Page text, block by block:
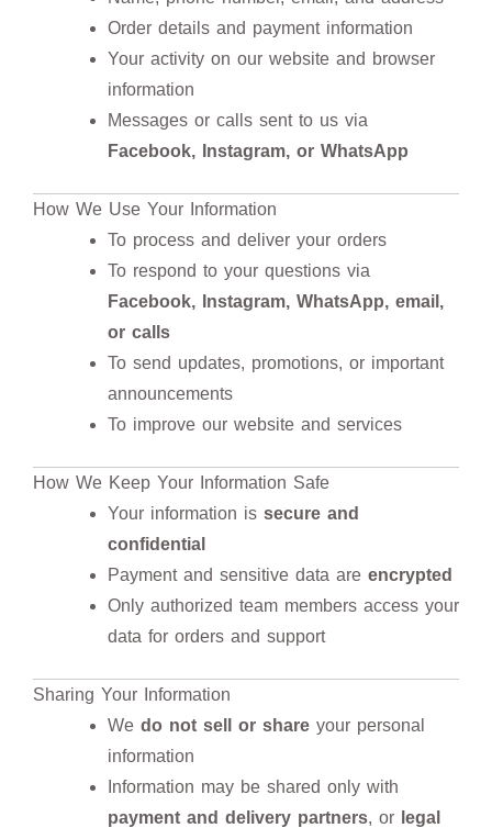
Order details and payment information
Your activity on our website and browser
information
Messages or calls sent to us via
Facebook, Instagram, or WhatsApp
How We Use Your Information
To process and deliver your orders
To respond to your questions via
Facebook, Instagram, WhatsApp, email,
or calls
To send updates, promotions, or important
announcements
To improve our website and services
How We Keep Your Information Safe
Your information is secure and
confidential
Payment and sensitive data are encrypted
Only authorized team members access your
data for orders and support
Sharing Your Information
We do not sell or share your personal
information
Information may be shared only with
payment and delivery partners, or legal